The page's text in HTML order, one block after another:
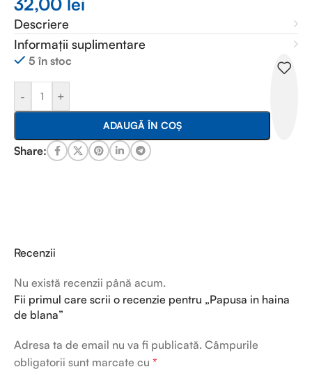
Descriere
Informații suplimentare
5 în stoc
- +
ADAUGĂ ÎN COȘ
Share:
Recenzii
Nu există recenzii până acum.
Fii primul care scrii o recenzie pentru „Papusa in haina
de blana”
Adresa ta de email nu va fi publicată. Câmpurile
obligatorii sunt marcate cu *